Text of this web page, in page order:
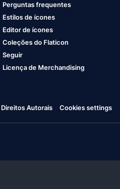
Perguntas frequentes
Estilos de ícones
Editor de ícones
Coleções do Flaticon
Seguir
Licença de Merchandising
Autorais Cookies settings